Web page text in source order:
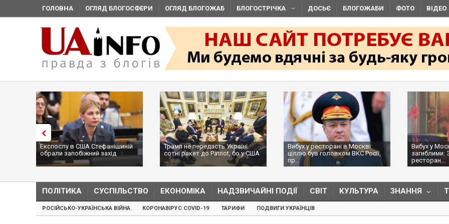
ГОЛОВНА ОГЛЯД БЛОГОСФЕРИ ОГЛЯД БЛОГОЖАБ БЛОГОСТРІЧКА ДОСЬЄ БЛОГОЖАБИ ФОТО ВІДЕО
Експослу в США Стефанішиній
обрали запобіжний захід
Трамп не передасть Україні
сотні ракет до Patriot, бо у США
...
Вибух у ресторані в Москві:
ціллю був головком ВКС Росії,
пр...
Вибух у
загиблими:
ресторан...
ПОЛІТИКА СУСПІЛЬСТВО ЕКОНОМІКА НАДЗВИЧАЙНІ ПОДІЇ СВІТ КУЛЬТУРА ЗНАННЯ
РОСІЙСЬКО-УКРАЇНСЬКА ВІЙНА КОРОНАВІРУС COVID-19 ТАРИФИ ПОДВИГИ УКРАЇНЦІВ